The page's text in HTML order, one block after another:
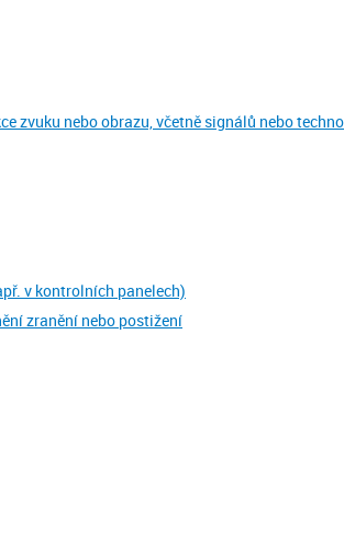
zvuku nebo obrazu, včetně signálů nebo
v kontrolních panelech)
zranění nebo postižení